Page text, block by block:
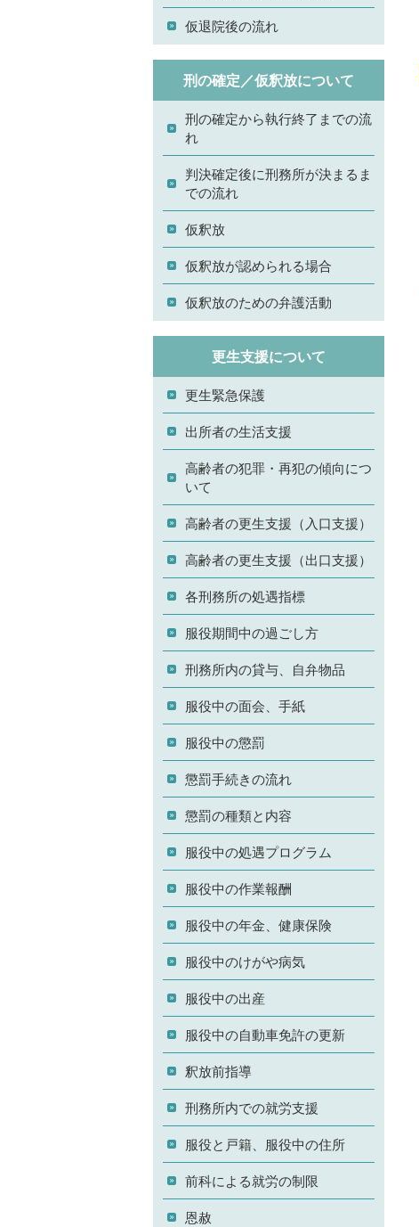
仮退院後の流れ
刑の確定／仮釈放について
刑の確定から執行終了までの流
れ
判決確定後に刑務所が決まるま
での流れ
仮釈放
仮釈放が認められる場合
仮釈放のための弁護活動
更生支援について
更生緊急保護
出所者の生活支援
高齢者の犯罪・再犯の傾向につ
いて
高齢者の更生支援（入口支援）
高齢者の更生支援（出口支援）
各刑務所の処遇指標
服役期間中の過ごし方
刑務所内の貸与、自弁物品
服役中の面会、手紙
服役中の懲罰
懲罰手続きの流れ
懲罰の種類と内容
服役中の処遇プログラム
服役中の作業報酬
服役中の年金、健康保険
服役中のけがや病気
服役中の出産
服役中の自動車免許の更新
釈放前指導
刑務所内での就労支援
服役と戸籍、服役中の住所
前科による就労の制限
恩赦